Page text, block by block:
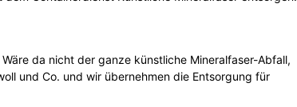
da nicht der ganze künstliche Mineralfaser-Abfall,
und Co. und wir übernehmen die Entsorgung für